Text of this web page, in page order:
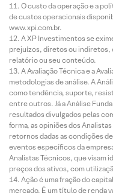
O custo da operação e a
de custos operacionais
www.xpi.com.br.
A XP Investimentos se
prejuízos, diretos ou indiretos,
relatório ou seu conteúdo.
A Avaliação Técnica e a
metodologias de análise. A
como tendência, suporte,
entre outros. Já a Análise
resultados divulgados pelas
forma, as opiniões dos
retornos dadas as condições
eventos específicos da
Analistas Técnicos, que visam
preços dos ativos, com
Ação é uma fração do
mercado. É um título de renda